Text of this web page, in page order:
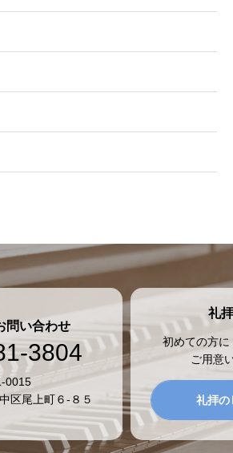
問い合わせ
3804
0015
区尾上町６-８５
礼
初めての方
ご用意
礼拝の